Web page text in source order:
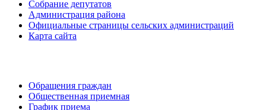
Собрание депутатов
Администрация района
Официальные страницы сельских администраций
Карта сайта
Обращения граждан
Общественная приемная
График приема